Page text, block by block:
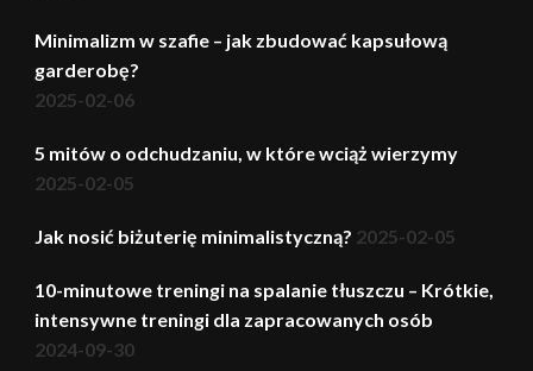
Minimalizm w szafie – jak zbudować kapsułową
garderobę?
2025-02-06
5 mitów o odchudzaniu, w które wciąż wierzymy
2025-02-05
Jak nosić biżuterię minimalistyczną? 2025-02-05
10-minutowe treningi na spalanie tłuszczu – Krótkie,
intensywne treningi dla zapracowanych osób
2024-09-30